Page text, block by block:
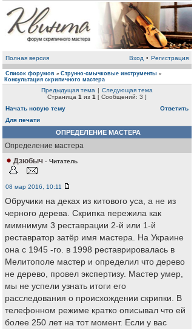
Полная версия Вход • Регистрация
Список форумов » Струнно-смычковые инструменты »
Консультация скрипичного мастера
Предыдущая тема | Следующая тема
Страница 1 из 1 [ Сообщений: 3 ]
Начать новую тему
Ответить
Для печати
ОПРЕДЕЛЕНИЕ МАСТЕРА
Определение мастера
Дзюбыч - Читатель
08 мар 2016, 10:11
Обручики на деках из китового уса, а не из
черного дерева. Скрипка пережила как
мимнимум 3 реставрации 2-й или 1-й
реставратор затёр имя мастера. На Украине
она с 1945 -го. в 1998 реставрировалась в
Мелитополе мастер и определил что дерево
не дерево, провел экспертизу. Мастер умер,
мы не успели узнать итоги его
расследования о происхождении скрипки. В
телефонном режиме кратко описывал что ей
более 250 лет на тот момент. Если у вас